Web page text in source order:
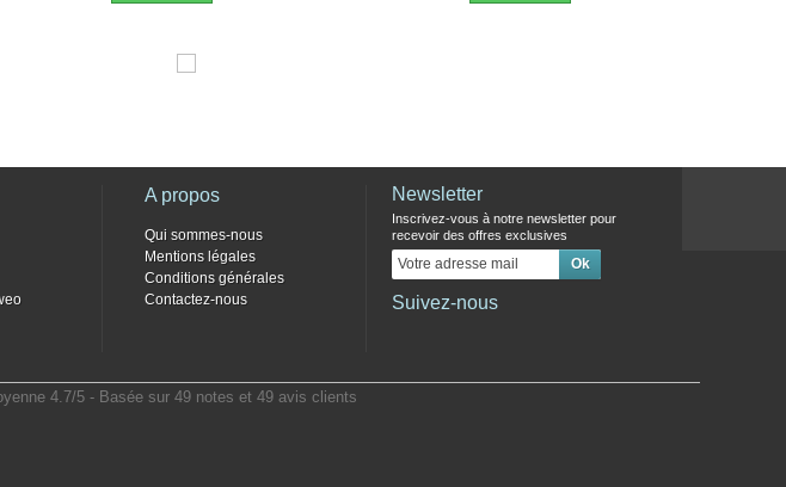
A propos
Qui sommes-nous
Mentions légales
Conditions générales
Contactez-nous
Newsletter
Inscrivez-vous à notre newsletter pour
recevoir des offres exclusives
Suivez-nous
4.7/5- Basée sur 49notes et 49avis clients